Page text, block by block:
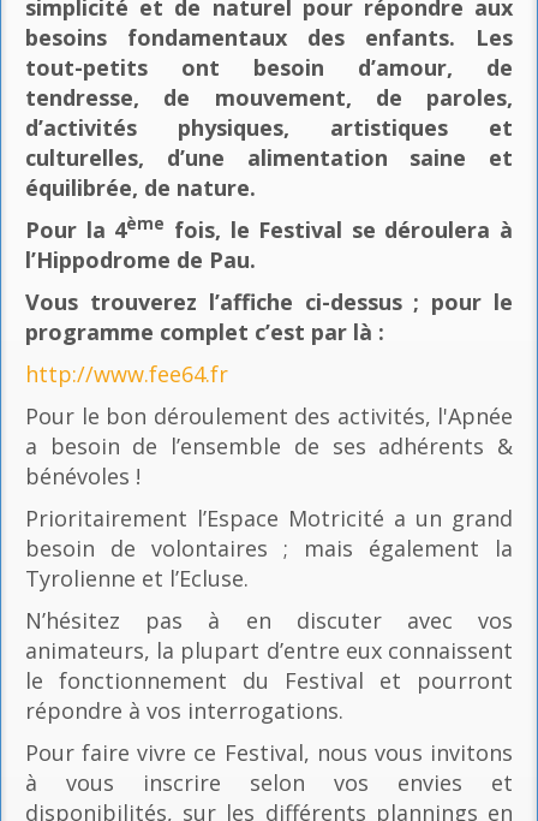
simplicité et de naturel pour répondre aux
besoins fondamentaux des enfants. Les
tout-petits ont besoin d’amour, de
tendresse, de mouvement, de paroles,
d’activités physiques, artistiques et
culturelles, d’une alimentation saine et
équilibrée, de nature.
Pour la 4ème fois, le Festival se déroulera à
l’Hippodrome de Pau.
Vous trouverez l’affiche ci-dessus ; pour le
programme complet c’est par là :
http://www.fee64.fr
Pour le bon déroulement des activités, l'Apnée
a besoin de l’ensemble de ses adhérents &
bénévoles !
Prioritairement l’Espace Motricité a un grand
besoin de volontaires ; mais également la
Tyrolienne et l’Ecluse.
N’hésitez pas à en discuter avec vos
animateurs, la plupart d’entre eux connaissent
le fonctionnement du Festival et pourront
répondre à vos interrogations.
Pour faire vivre ce Festival, nous vous invitons
à vous inscrire selon vos envies et
disponibilités, sur les différents plannings en